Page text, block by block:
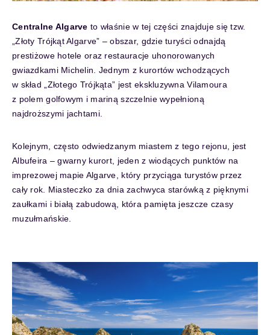
Centralne Algarve to właśnie w tej części znajduje się tzw.
„Złoty Trójkąt Algarve” – obszar, gdzie turyści odnajdą
prestiżowe hotele oraz restauracje uhonorowanych
gwiazdkami Michelin. Jednym z kurortów wchodzących
w skład „Złotego Trójkąta” jest ekskluzywna Vilamoura
z polem golfowym i mariną szczelnie wypełnioną
najdroższymi jachtami.
Kolejnym, często odwiedzanym miastem z tego rejonu, jest
Albufeira – gwarny kurort, jeden z wiodących punktów na
imprezowej mapie Algarve, który przyciąga turystów przez
cały rok. Miasteczko za dnia zachwyca starówką z pięknymi
zaułkami i białą zabudową, która pamięta jeszcze czasy
muzułmańskie.